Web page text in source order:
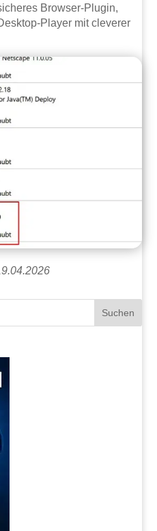
Browser-Plugin,
Player mit cleverer